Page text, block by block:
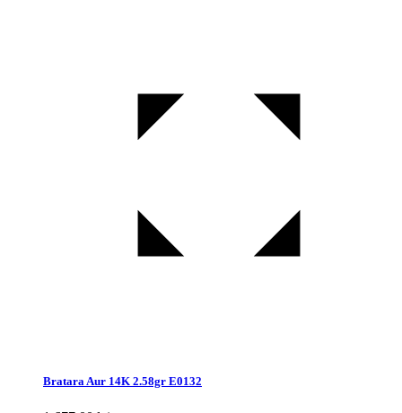
Bratara Aur 14K 2.58gr E0132